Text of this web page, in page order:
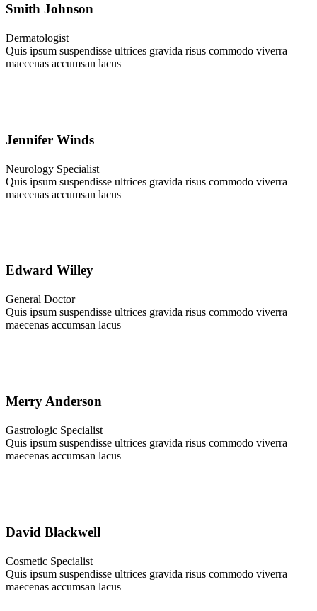
Smith Johnson
Dermatologist
Quis ipsum suspendisse ultrices gravida risus commodo viverra
maecenas accumsan lacus
Jennifer Winds
Neurology Specialist
Quis ipsum suspendisse ultrices gravida risus commodo viverra
maecenas accumsan lacus
Edward Willey
General Doctor
Quis ipsum suspendisse ultrices gravida risus commodo viverra
maecenas accumsan lacus
Merry Anderson
Gastrologic Specialist
Quis ipsum suspendisse ultrices gravida risus commodo viverra
maecenas accumsan lacus
David Blackwell
Cosmetic Specialist
Quis ipsum suspendisse ultrices gravida risus commodo viverra
maecenas accumsan lacus